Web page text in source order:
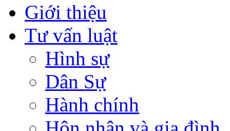
Giới thiệu
Tư vấn luật
Hình sự
Dân Sự
Hành chính